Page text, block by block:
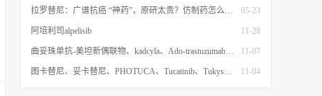
05-23
拉罗替尼：广谱抗癌 “神药”，原研太贵？仿制药怎么选？
11-28
阿培利司alpelisib
11-07
曲妥珠单抗-美坦新偶联物、kadcyla、Ado-trastuzumab emtansine、赫赛莱、赫塞、中文说明书
11-04
图卡替尼、妥卡替尼、PHOTUCA、Tucatinib、Tukysa中文说明书